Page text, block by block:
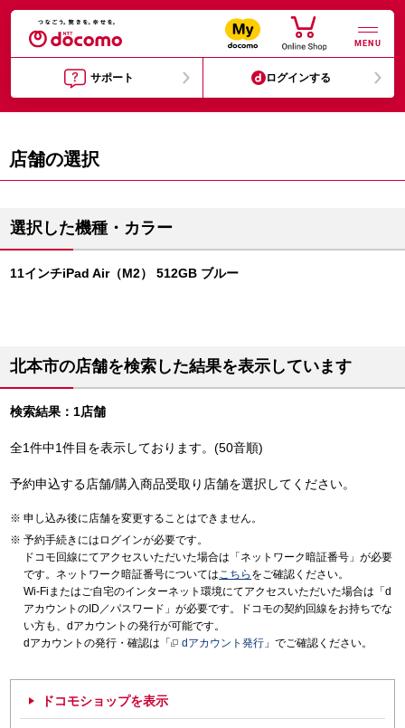
MENU
サポート ログインする
店舗の選択
選択した機種・カラー
11インチiPad Air（M2） 512GB ブルー
北本市の店舗を検索した結果を表示しています
検索結果：1店舗
全1件中1件目を表示しております。(50音順)
予約申込する店舗/購入商品受取り店舗を選択してください。
申し込み後に店舗を変更することはできません。
予約手続きにはログインが必要です。
ドコモ回線にてアクセスいただいた場合は「ネットワーク暗証番号」が必要
です。ネットワーク暗証番号についてはこちら をご確認ください。
Wi-Fiまたはご自宅のインターネット環境にてアクセスいただいた場合は「d
アカウントのID／パスワード」が必要です。ドコモの契約回線をお持ちでな
い方も、dアカウントの発行が可能です。
dアカウントの発行・確認は「
dアカウント発行 」でご確認ください。
ドコモショップを表示